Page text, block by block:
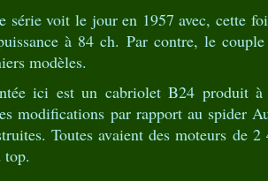
série voit le jour en 1957 avec, cette
à 84 ch. Par contre, le
modèles.
ici est un cabriolet B24 produit
modifications par rapport au spider
Toutes avaient des moteurs de
top.